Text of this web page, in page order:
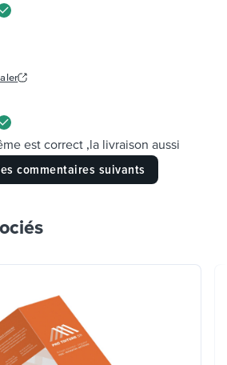
est correct ,la livraison aussi
commentaires suivants